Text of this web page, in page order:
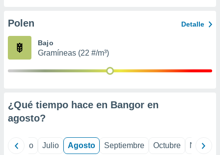
e
mediante
de
1199
Polen Detalle
Bajo
Gramíneas (22 #/m³)
¿Qué tiempo hace en Bangor en
agosto?
Junio Julio Agosto Septiembre Octubre